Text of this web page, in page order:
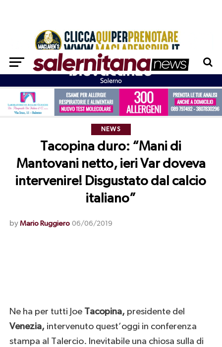
NEWS
Tacopina duro: “Mani di
Mantovani netto, ieri Var doveva
intervenire! Disgustato dal calcio
italiano”
by Mario Ruggiero 06/06/2019
Ne ha per tutti Joe Tacopina, presidente del
Venezia, intervenuto quest’oggi in conferenza
stampa al Talercio. Inevitabile una chiosa sulla di